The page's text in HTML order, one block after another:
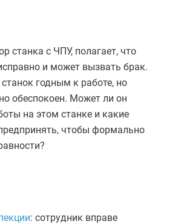
станка с ЧПУ, полагает, что
и может вызвать брак.
годным к работе, но
обеспокоен. Может ли он
на этом станке и какие
чтобы формально
: сотрудник вправе